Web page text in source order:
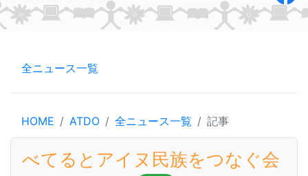
全ニュース一覧
HOME ATDO 全ニュース一覧 記事
べてるとアイヌ民族をつなぐ会